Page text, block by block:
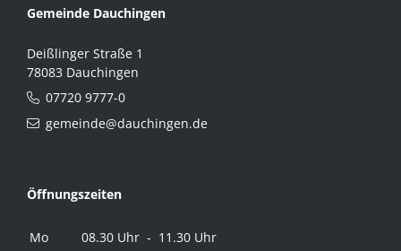
Gemeinde Dauchingen
Deißlinger Straße 1
78083 Dauchingen
07720 9777-0
gemeinde@dauchingen.de
Öffnungszeiten
Mo
08.30 Uhr - 11.30 Uhr